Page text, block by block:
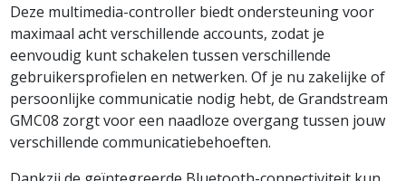
Deze multimedia-controller biedt ondersteuning voor
maximaal acht verschillende accounts, zodat je
eenvoudig kunt schakelen tussen verschillende
gebruikersprofielen en netwerken. Of je nu zakelijke of
persoonlijke communicatie nodig hebt, de Grandstream
GMC08 zorgt voor een naadloze overgang tussen jouw
verschillende communicatiebehoeften.